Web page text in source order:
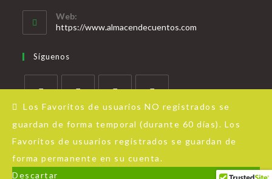
Los Favoritos de usuarios NO registrados se
guardan de forma temporal (durante 60 días). Los
Favoritos de usuarios registrados se guardan de
forma permanente en su cuenta.
Descartar
Web:
https://www.almacendecuentos.com
Síguenos
Acerca de Almacén de Cuentos Aviso Legal